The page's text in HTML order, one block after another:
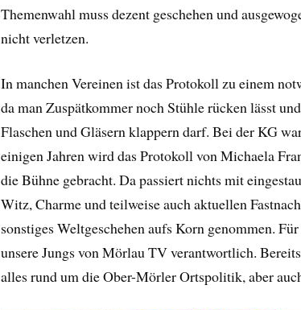
Themenwahl muss dezent geschehen und
nicht verletzen.
In manchen Vereinen ist das Protokoll zu einem
da man Zuspätkommer noch Stühle rücken lässt
Flaschen und Gläsern klappern darf. Bei der KG
einigen Jahren wird das Protokoll von Michaela
die Bühne gebracht. Da passiert nichts mit
Witz, Charme und teilweise auch aktuellen
sonstiges Weltgeschehen aufs Korn genommen.
unsere Jungs von Mörlau TV verantwortlich.
alles rund um die Ober-Mörler Ortspolitik, aber